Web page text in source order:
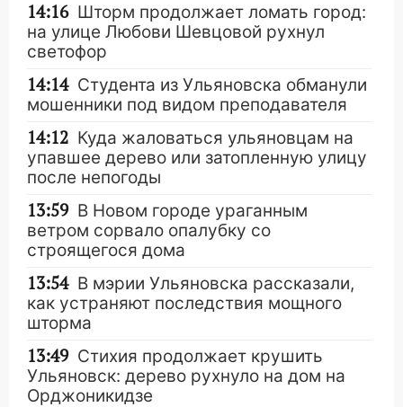
14:16 Шторм продолжает ломать город:
на улице Любови Шевцовой рухнул
светофор
14:14 Студента из Ульяновска обманули
мошенники под видом преподавателя
14:12 Куда жаловаться ульяновцам на
упавшее дерево или затопленную улицу
после непогоды
13:59 В Новом городе ураганным
ветром сорвало опалубку со
строящегося дома
13:54 В мэрии Ульяновска рассказали,
как устраняют последствия мощного
шторма
13:49 Стихия продолжает крушить
Ульяновск: дерево рухнуло на дом на
Орджоникидзе